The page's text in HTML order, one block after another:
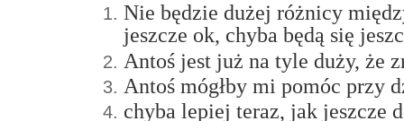
Nie będzie dużej różnicy
jeszcze ok, chyba będą się
Antoś jest już na tyle duży, że
Antoś mógłby mi pomóc przy
chyba lepiej teraz, jak jeszcze